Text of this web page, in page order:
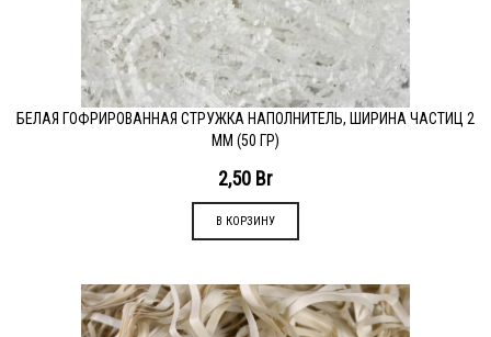
БЕЛАЯ ГОФРИРОВАННАЯ СТРУЖКА НАПОЛНИТЕЛЬ, ШИРИНА ЧАСТИЦ 2
ММ (50 ГР)
2,50 Br
В КОРЗИНУ